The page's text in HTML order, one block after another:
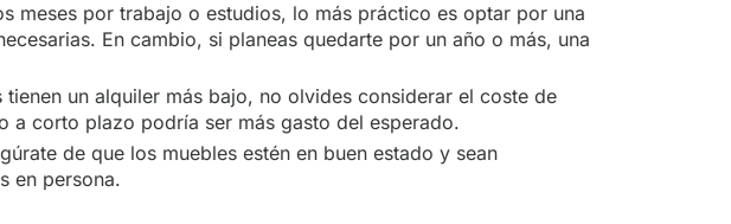
meses por trabajo o estudios, lo más práctico es optar por una
En cambio, si planeas quedarte por un año o más, una
un alquiler más bajo, no olvides considerar el coste de
a corto plazo podría ser más gasto del esperado.
de que los muebles estén en buen estado y sean
en persona.